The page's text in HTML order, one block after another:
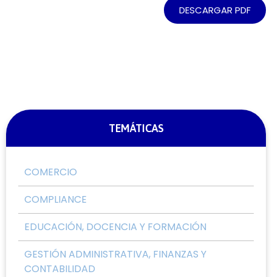
DESCARGAR PDF
TEMÁTICAS
COMERCIO
COMPLIANCE
EDUCACIÓN, DOCENCIA Y FORMACIÓN
GESTIÓN ADMINISTRATIVA, FINANZAS Y
CONTABILIDAD